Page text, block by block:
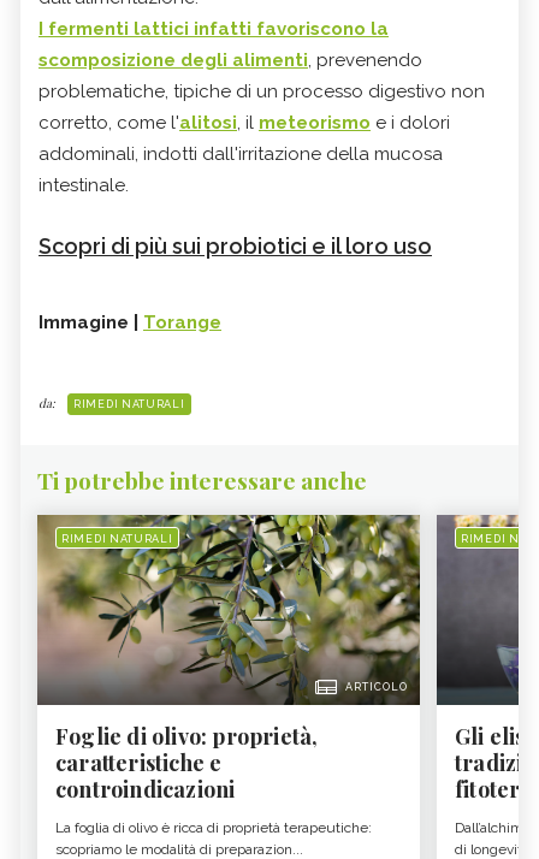
I fermenti lattici infatti favoriscono la
scomposizione degli alimenti, prevenendo
problematiche, tipiche di un processo digestivo non
corretto, come l'alitosi, il meteorismo e i dolori
addominali, indotti dall'irritazione della mucosa
intestinale.
Scopri di più sui probiotici e il loro uso
Immagine | Torange
da: RIMEDI NATURALI
Ti potrebbe interessare anche
RIMEDI NATURALI
ARTICOLO
Foglie di olivo: proprietà,
caratteristiche e
controindicazioni
La foglia di olivo è ricca di proprietà terapeutiche:
scopriamo le modalità di preparazion...
RIMEDI
Gli
fitoter...
di longevità